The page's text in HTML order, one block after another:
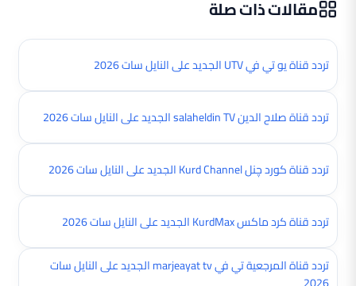
مقالات ذات صلة
تردد قناة يو تي في UTV الجديد على النايل سات 2026
تردد قناة صلاح الدين salaheldin TV الجديد على النايل سات 2026
تردد قناة کورد چنل Kurd Channel الجديد على النايل سات 2026
تردد قناة كرد ماكس KurdMax الجديد على النايل سات 2026
تردد قناة المرجعية تي في marjeayat tv الجديد على النايل سات